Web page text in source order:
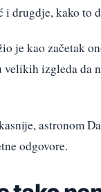
i drugdje, kako to
je kao začetak
izgleda da
astronom
odgovore.